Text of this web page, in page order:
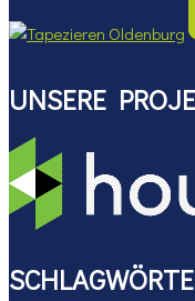
UNSERE